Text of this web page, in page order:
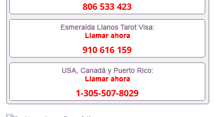
内找工作假的毕业证可以用吗551190476假的毕业证
成绩单可以办学历认证吗551190476要定居国外需要
办理什么材料551190476入职事业单位/国企假的毕业
证会查吗551190476入职国企/事业单位需要些什么材
料551190476办理假毕业证在国内能用吗, 挂科拿不到
毕业证怎么办, 毕业证丢了怎么办, 没有正常毕业怎么
办理毕业证,没毕业可以办学历认证吗,您是否因为中
途辍学、挂科而没有正常毕业551190476您是否因为
递交材料不齐而被拒之门外551190476您是否因没正
常毕业而导致回国得不到教育部认证在校挂科了不想
读了,成绩不理想毕不了业怎么办551190476找工作没
806 533 423
910 616 159
1-305-507-8029